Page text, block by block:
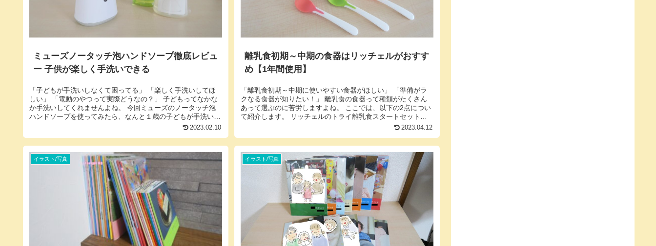
ミューズノータッチ泡ハンドソープ徹底レビュ
ー 子供が楽しく手洗いできる
「子どもが手洗いしなくて困ってる」 「楽しく手洗いしてほ
しい」 「電動のやつって実際どうなの？」 子どもってなかな
か手洗いしてくれませんよね。 今回ミューズのノータッチ泡
ハンドソープを使ってみたら、なんと１歳の子どもが手洗いを
2023.02.10
離乳食初期～中期の食器はリッチェルがおすす
め【1年間使用】
「離乳食初期～中期に使いやすい食器がほしい」 「準備がラ
クなる食器が知りたい！」 離乳食の食器って種類がたくさん
あって選ぶのに苦労しますよね。 ここでは、以下の2点につい
て紹介します。 リッチェルのトライ離乳食スタートセットを1
2023.04.12
イラスト/写真 イラスト/写真